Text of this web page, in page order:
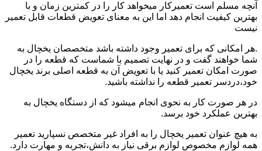
آنچه مسلم است تعمیرکار میخواهد کار را در کمترین زمان و با
بهترین کیفیت انجام دهد اما این به معنای تعویض قطعات قابل تعمیر
نیست
.هر امکانی که برای تعمیر وجود داشته باشد متخصصان یخچال به
شما خواهند گفت و در نهایت تصمیم با شماست که قطعه را در
صورت امکان تعمیر کنید یا با تعویض آن به قطعه اصلی برند یخچال
خود،دردسر تعمیر قطعه را نداشته باشید.
در هر صورت کار به نحوی انجام میشود که از دستگاه یخچال به
بهترین عملکرد خود برسد.
به هیچ عنوان تعمیر یخچال را به افراد غیر متخصص نسپارید تعمیر
همه لوازم مخصوص لوازم برقی نیاز به دانش،تجربه و مهارت دارد.